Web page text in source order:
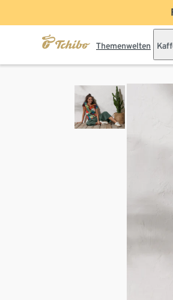
Themenwelten